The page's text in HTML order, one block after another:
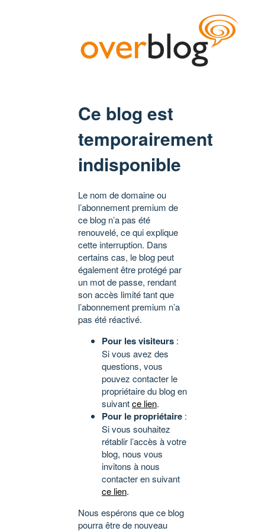
Ce blog est
temporairement
indisponible
Le nom de domaine ou
l’abonnement premium de
ce blog n’a pas été
renouvelé, ce qui explique
cette interruption. Dans
certains cas, le blog peut
également être protégé par
un mot de passe, rendant
son accès limité tant que
l’abonnement premium n’a
pas été réactivé.
Pour les visiteurs :
Si vous avez des
questions, vous
pouvez contacter le
propriétaire du blog en
suivantce lien.
Pour le propriétaire :
Si vous souhaitez
rétablir l’accès à votre
blog, nous vous
invitons à nous
contacter en suivant
ce lien.
Nous espérons que ce blog
pourra être de nouveau